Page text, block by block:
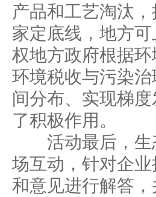
产品和工艺淘汰
家定底线，地方
权地方政府根据
环境税收与污染
间分布、实现梯
了积极作用。
活动最后，生
场互动，针对企
和意见进行解答